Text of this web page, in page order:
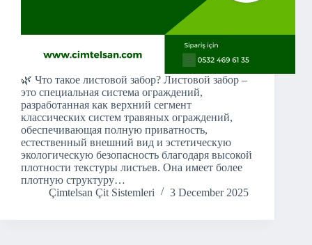
🌿 Что такое листовой забор? Листовой забор –
это специальная система ограждений,
разработанная как верхний сегмент
классических систем травяных ограждений,
обеспечивающая полную приватность,
естественный внешний вид и эстетическую
экологическую безопасность благодаря высокой
плотности текстуры листьев. Она имеет более
плотную структуру…
Çimtelsan Çit Sistemleri
3 December 2025